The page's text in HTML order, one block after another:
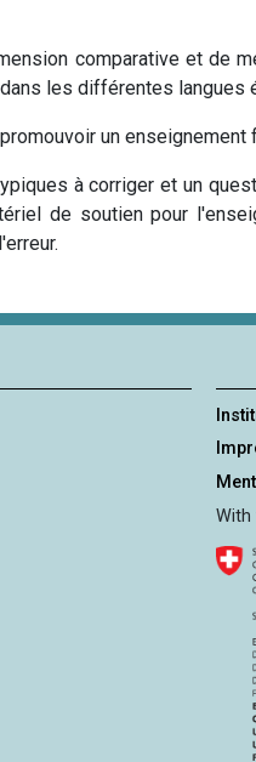
comparative et de
les différentes langues
un
à corriger et un
de soutien pour